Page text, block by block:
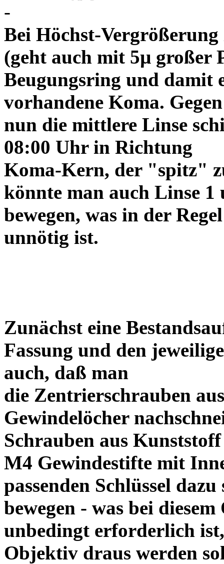
-
Bei Höchst-
(geht auch mit 5µ großer
Beugungsring und damit
vorhandene Koma.
nun die mittlere Linse
08:00 Uhr in Richtung
Koma-Kern, der "spitz"
könnte man auch Linse
bewegen, was in der Regel
unnötig ist.
Zunächst eine
Fassung und den
auch, daß man
die Zentrierschrauben
Gewindelöcher
Schrauben aus
M4 Gewindestifte mit
passenden Schlüssel
bewegen - was bei
unbedingt erforderlich
Objektiv draus